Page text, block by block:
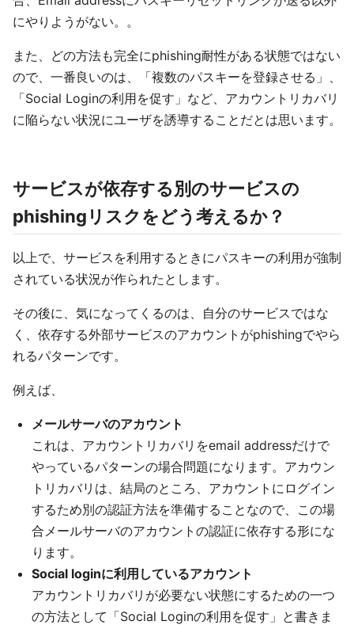
にやりようがない。。
また、どの方法も完全にphishing耐性がある状態ではない
ので、一番良いのは、「複数のパスキーを登録させる」、
「Social Loginの利用を促す」など、アカウントリカバリ
に陥らない状況にユーザを誘導することだとは思います。
サービスが依存する別のサービスの
phishingリスクをどう考えるか？
以上で、サービスを利用するときにパスキーの利用が強制
されている状況が作られたとします。
その後に、気になってくるのは、自分のサービスではな
く、依存する外部サービスのアカウントがphishingでやら
れるパターンです。
例えば、
メールサーバのアカウント
これは、アカウントリカバリをemail addressだけで
やっているパターンの場合問題になります。アカウン
トリカバリは、結局のところ、アカウントにログイン
するため別の認証方法を準備することなので、この場
合メールサーバのアカウントの認証に依存する形にな
ります。
Social loginに利用しているアカウント
アカウントリカバリが必要ない状態にするための一つ
の方法として「Social Loginの利用を促す」と書きま